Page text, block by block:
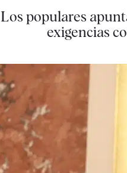
Los populares
exigencias